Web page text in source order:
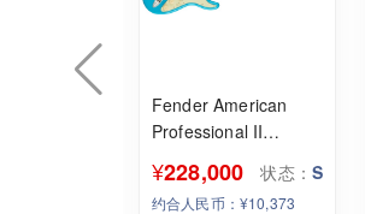
Fender American
Professional II
¥228,000 状态： S
约合人民币：¥10,373